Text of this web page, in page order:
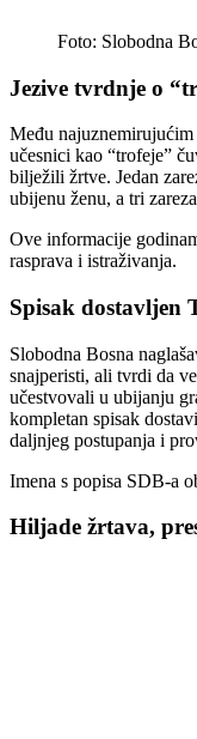
Foto: Slobodna
Jezive tvrdnje o
Među
učesnici kao “trofeje”
bilježili žrtve. Jedan
ubijenu ženu, a tri
Ove informacije
rasprava i istraživanja.
Spisak dostavljen
Slobodna Bosna
snajperisti, ali tvrdi da
učestvovali u ubijanju
kompletan spisak
daljnjeg postupanja i
Imena s popisa SDB-a
Hiljade žrtava,